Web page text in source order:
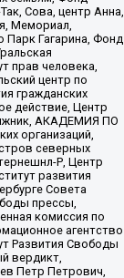
Сова, центр Анна,
Мемориал,
Парк Гагарина, Фонд
прав человека,
центр по
гражданских
действие, Центр
АКАДЕМИЯ ПО
организаций,
северных
Р, Центр
развития
Совета
прессы,
комиссия по
агентство
Развития Свободы
вердикт,
Петр Петрович,